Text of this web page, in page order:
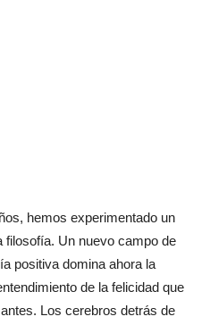
hemos experimentado un
filosofía. Un nuevo campo de
positiva domina ahora la
de la felicidad que
Los cerebros detrás de